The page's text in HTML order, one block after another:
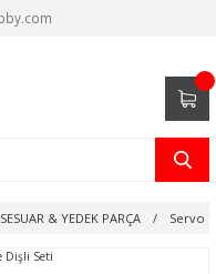
& YEDEK PARÇA Servo